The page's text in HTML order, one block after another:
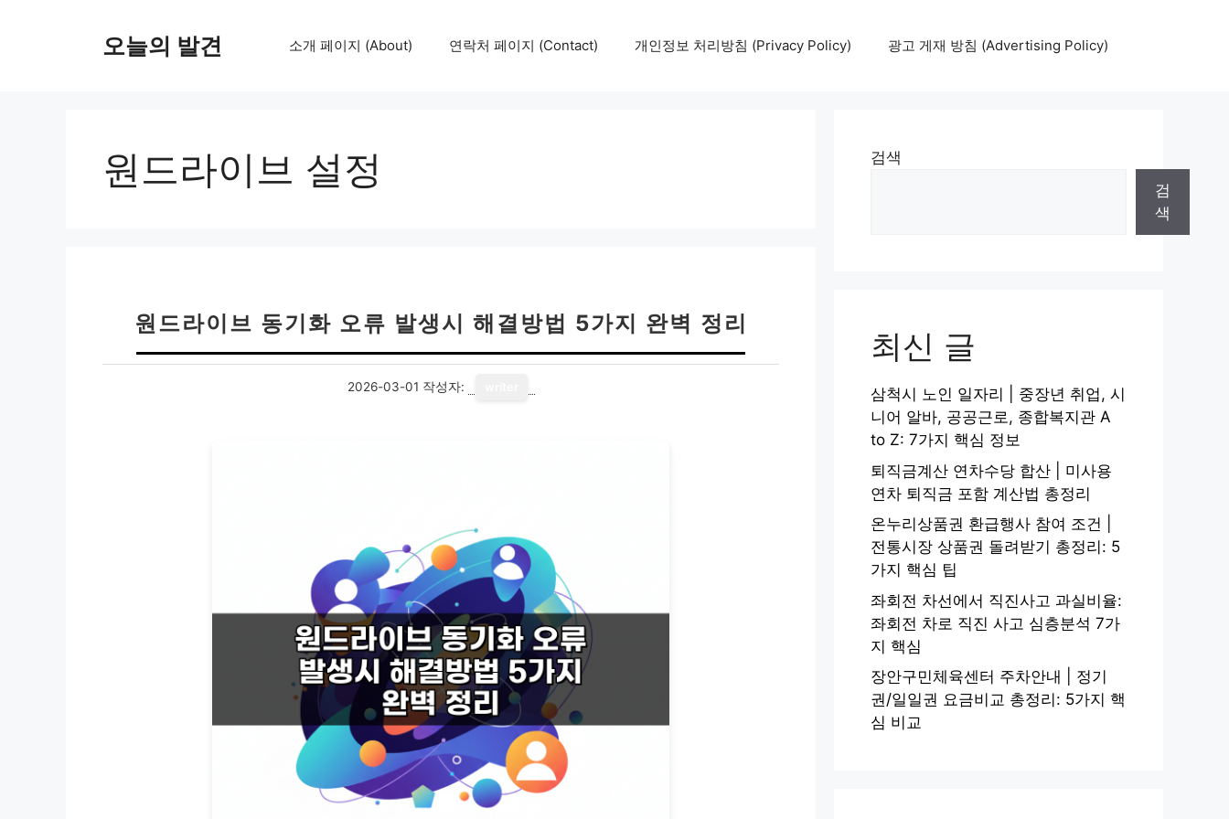
오늘의 발견 소개 페이지 (About) 연락처 페이지 (Contact) 개인정보 처리방침 (Privacy Policy) 광고 게재 방침 (Advertising Policy)
원드라이브 설정
원드라이브 동기화 오류 발생시 해결방법 5가지 완벽 정리
2026-03-01 작성자:
검색
검
색
최신 글
삼척시 노인 일자리 | 중장년 취업, 시
니어 알바, 공공근로, 종합복지관 A
to Z: 7가지 핵심 정보
퇴직금계산 연차수당 합산 | 미사용
연차 퇴직금 포함 계산법 총정리
온누리상품권 환급행사 참여 조건 |
전통시장 상품권 돌려받기 총정리: 5
가지 핵심 팁
좌회전 차선에서 직진사고 과실비율:
좌회전 차로 직진 사고 심층분석 7가
지 핵심
장안구민체육센터 주차안내 | 정기
권/일일권 요금비교 총정리: 5가지 핵
심 비교